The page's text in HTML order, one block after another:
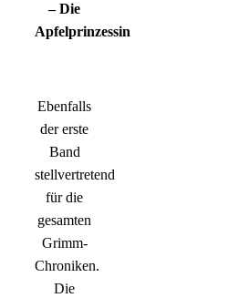
– Die
Apfelprinzessin
Ebenfalls
der erste
Band
stellvertretend
für die
gesamten
Grimm-
Chroniken.
Die